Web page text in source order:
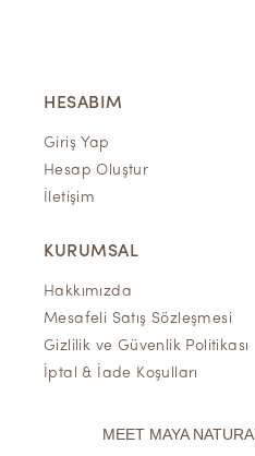
HESABIM
Giriş Yap
Hesap Oluştur
İletişim
KURUMSAL
Hakkımızda
Mesafeli Satış Sözleşmesi
Gizlilik ve Güvenlik Politikası
İptal & İade Koşulları
MEET MAYA